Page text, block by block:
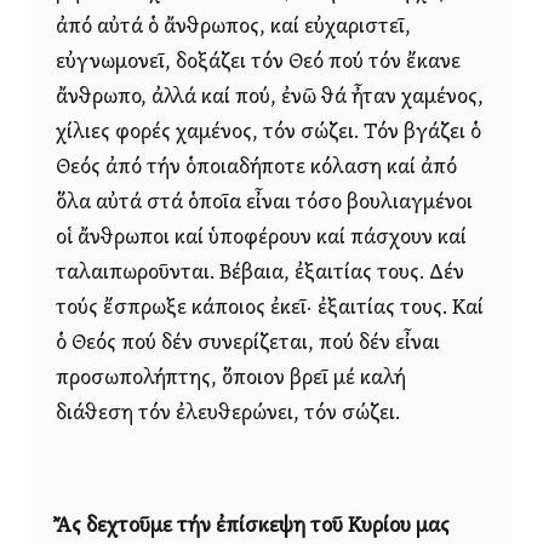
ἀπό αὐτά ὁ ἄνθρωπος, καί εὐχαριστεῖ,
εὐγνωμονεῖ, δοξάζει τόν Θεό πού τόν ἔκανε
ἄνθρωπο, ἀλλά καί πού, ἐνῶ θά ἦταν χαμένος,
χίλιες φορές χαμένος, τόν σώζει. Τόν βγάζει ὁ
Θεός ἀπό τήν ὁποιαδήποτε κόλαση καί ἀπό
ὅλα αὐτά στά ὁποῖα εἶναι τόσο βουλιαγμένοι
οἱ ἄνθρωποι καί ὑποφέρουν καί πάσχουν καί
ταλαιπωροῦνται. Βέβαια, ἐξαιτίας τους. Δέν
τούς ἔσπρωξε κάποιος ἐκεῖ· ἐξαιτίας τους. Καί
ὁ Θεός πού δέν συνερίζεται, πού δέν εἶναι
προσωπολήπτης, ὅποιον βρεῖ μέ καλή
διάθεση τόν ἐλευθερώνει, τόν σώζει.
Ἄς δεχτοῦμε τήν ἐπίσκεψη τοῦ Κυρίου μας